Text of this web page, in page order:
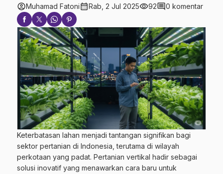
account_circleMuhamad Fatonicalendar_monthRab, 2 Jul 2025visibility92comment0 komentar
Keterbatasan lahan menjadi tantangan signifikan bagi
sektor pertanian di Indonesia, terutama di wilayah
perkotaan yang padat. Pertanian vertikal hadir sebagai
solusi inovatif yang menawarkan cara baru untuk